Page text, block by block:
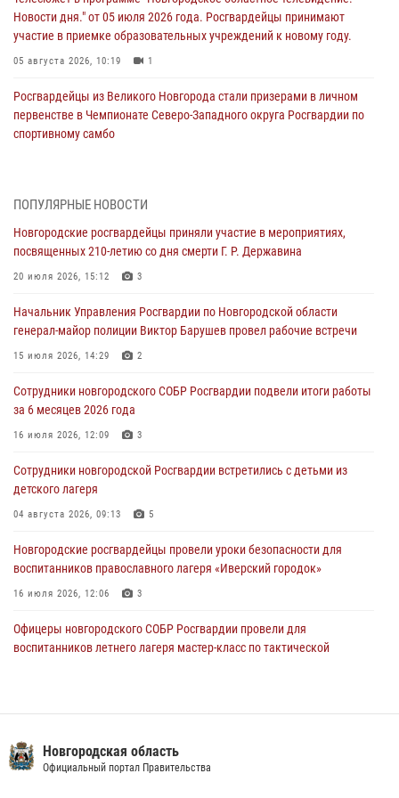
Новости дня." от 05 июля 2026 года. Росгвардейцы принимают
участие в приемке образовательных учреждений к новому году.
05 августа 2026, 10:19 1
Росгвардейцы из Великого Новгорода стали призерами в личном
первенстве в Чемпионате Северо-Западного округа Росгвардии по
спортивному самбо
детского лагеря
04 августа 2026, 09:13 5
Новгородские росгвардейцы за неделю осуществили 203 выезда на
04 августа 2026, 09:12 1
Радиоэфир программы "Новости дня" на радио "Радио53" от 30
центре подготовки личного состава Росгвардии.
30 июля 2026, 16:00 1
разрешительной работы Росгвардии провели телефонную «горячую
линию»
30 июля 2026, 14:36 1
Новгородские росгвардейцы рассказали о службе детям из летнего
лагеря «Волынь»
30 июля 2026, 08:40 5
ПОПУЛЯРНЫЕ НОВОСТИ
Новгородские росгвардейцы приняли участие в мероприятиях,
посвященных 210-летию со дня смерти Г. Р. Державина
20 июля 2026, 15:12 3
Начальник Управления Росгвардии по Новгородской области
генерал-майор полиции Виктор Барушев провел рабочие встречи
15 июля 2026, 14:29 2
Сотрудники новгородского СОБР Росгвардии подвели итоги работы
за 6 месяцев 2026 года
16 июля 2026, 12:09 3
Сотрудники новгородской Росгвардии встретились с детьми из
детского лагеря
04 августа 2026, 09:13 5
Новгородские росгвардейцы провели уроки безопасности для
воспитанников православного лагеря «Иверский городок»
16 июля 2026, 12:06 3
Офицеры новгородского СОБР Росгвардии провели для
воспитанников летнего лагеря мастер-класс по тактической
подвел итоги служебной деятельности сотрудников
вневедомственной охраны за первое полугодие 2026 года
Новгородская область
Официальный портал Правительства